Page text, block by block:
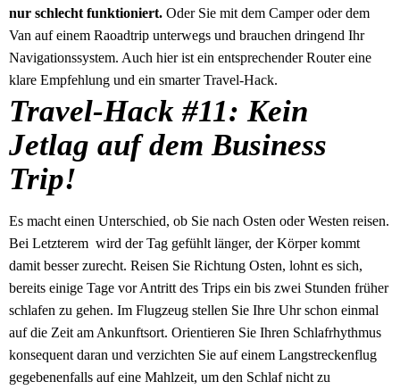
nur schlecht funktioniert. Oder Sie mit dem Camper oder dem
Van auf einem Raoadtrip unterwegs und brauchen dringend Ihr
Navigationssystem. Auch hier ist ein entsprechender Router eine
klare Empfehlung und ein smarter Travel-Hack.
Travel-Hack #11: Kein
Jetlag auf dem Business
Trip!
Es macht einen Unterschied, ob Sie nach Osten oder Westen reisen.
Bei Letzterem wird der Tag gefühlt länger, der Körper kommt
damit besser zurecht. Reisen Sie Richtung Osten, lohnt es sich,
bereits einige Tage vor Antritt des Trips ein bis zwei Stunden früher
schlafen zu gehen. Im Flugzeug stellen Sie Ihre Uhr schon einmal
auf die Zeit am Ankunftsort. Orientieren Sie Ihren Schlafrhythmus
konsequent daran und verzichten Sie auf einem Langstreckenflug
gegebenenfalls auf eine Mahlzeit, um den Schlaf nicht zu